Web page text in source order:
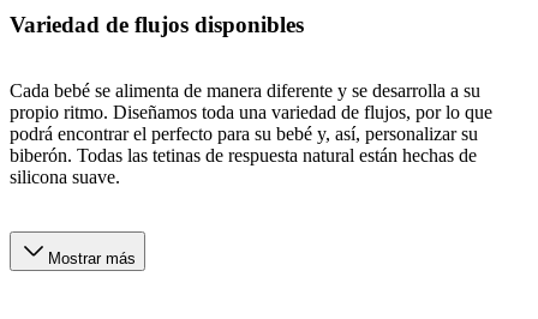
Variedad de flujos disponibles
Cada bebé se alimenta de manera diferente y se desarrolla a su
propio ritmo. Diseñamos toda una variedad de flujos, por lo que
podrá encontrar el perfecto para su bebé y, así, personalizar su
biberón. Todas las tetinas de respuesta natural están hechas de
silicona suave.
Mostrar más